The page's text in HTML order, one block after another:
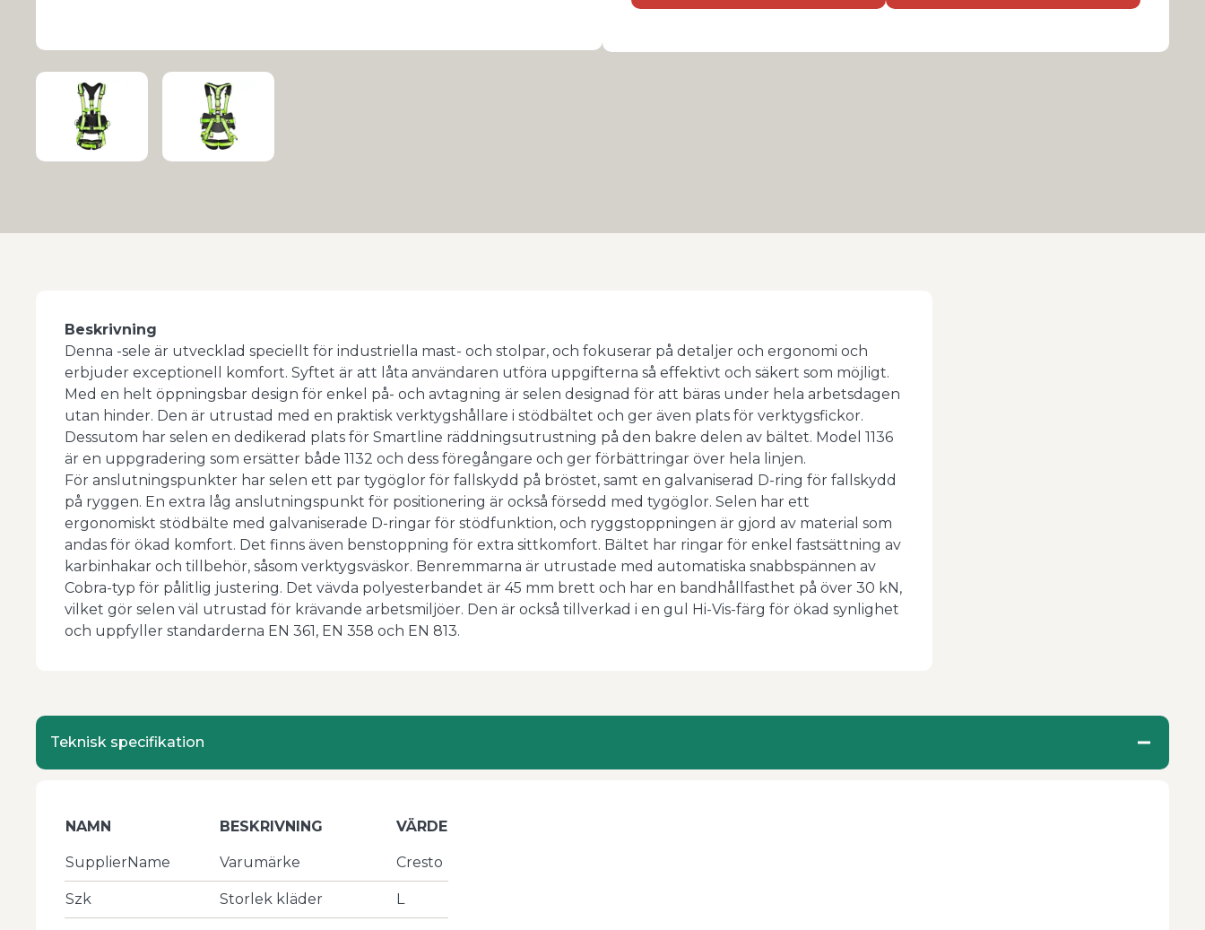
Beskrivning
Denna -sele är utvecklad speciellt för industriella mast- och stolpar, och fokuserar på detaljer och ergonomi och
erbjuder exceptionell komfort. Syftet är att låta användaren utföra uppgifterna så effektivt och säkert som möjligt.
Med en helt öppningsbar design för enkel på- och avtagning är selen designad för att bäras under hela arbetsdagen
utan hinder. Den är utrustad med en praktisk verktygshållare i stödbältet och ger även plats för verktygsfickor.
Dessutom har selen en dedikerad plats för Smartline räddningsutrustning på den bakre delen av bältet. Model 1136
är en uppgradering som ersätter både 1132 och dess föregångare och ger förbättringar över hela linjen.
För anslutningspunkter har selen ett par tygöglor för fallskydd på bröstet, samt en galvaniserad D-ring för fallskydd
på ryggen. En extra låg anslutningspunkt för positionering är också försedd med tygöglor. Selen har ett
ergonomiskt stödbälte med galvaniserade D-ringar för stödfunktion, och ryggstoppningen är gjord av material som
andas för ökad komfort. Det finns även benstoppning för extra sittkomfort. Bältet har ringar för enkel fastsättning av
karbinhakar och tillbehör, såsom verktygsväskor. Benremmarna är utrustade med automatiska snabbspännen av
Cobra-typ för pålitlig justering. Det vävda polyesterbandet är 45 mm brett och har en bandhållfasthet på över 30 kN,
vilket gör selen väl utrustad för krävande arbetsmiljöer. Den är också tillverkad i en gul Hi-Vis-färg för ökad synlighet
och uppfyller standarderna EN 361, EN 358 och EN 813.
Teknisk specifikation
NAMN BESKRIVNING VÄRDE
SupplierName Varumärke Cresto
Szk Storlek kläder L